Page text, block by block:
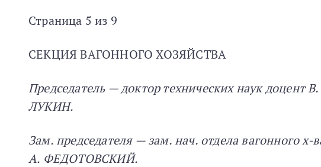
Страница 5 из 9
СЕКЦИЯ ВАГОННОГО ХОЗЯЙСТВА
Председатель — доктор технических наук доцент
ЛУКИН.
Зам. председателя — зам. нач. отдела вагонного х-
А. ФЕДОТОВСКИЙ.